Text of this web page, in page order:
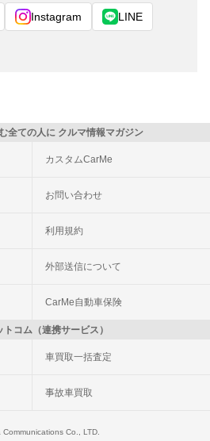
Instagram LINE
全ての人に クルマ情報マガジン
カスタムCarMe
お問い合わせ
利用規約
外部送信について
CarMe自動車保険
コム（連携サービス）
車買取一括査定
事故車買取
Co., LTD.